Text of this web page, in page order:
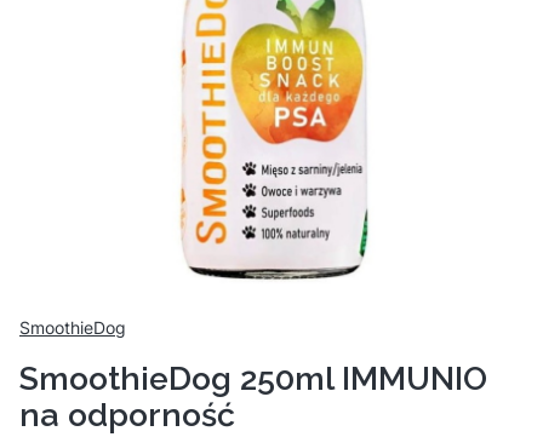
SmoothieDog
SmoothieDog 250ml IMMUNIO
na odporność